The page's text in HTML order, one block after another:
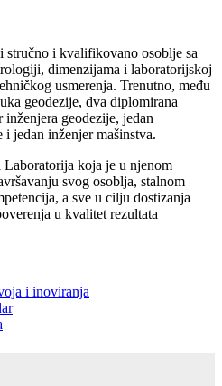
i kvalifikovano osoblje sa
dimenzijama i laboratorijskoj
usmerenja. Trenutno, među
geodezije, dva diplomirana
inženjera geodezije, jedan
jedan inženjer mašinstva.
koja je u njenom
svog osoblja, stalnom
a sve u cilju dostizanja
u kvalitet rezultata
i inoviranja